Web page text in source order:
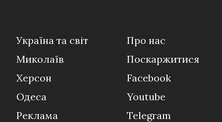
Україна та світ
Миколаїв
Херсон
Одеса
Реклама
Про нас
Поскаржитися
Facebook
Youtube
Telegram